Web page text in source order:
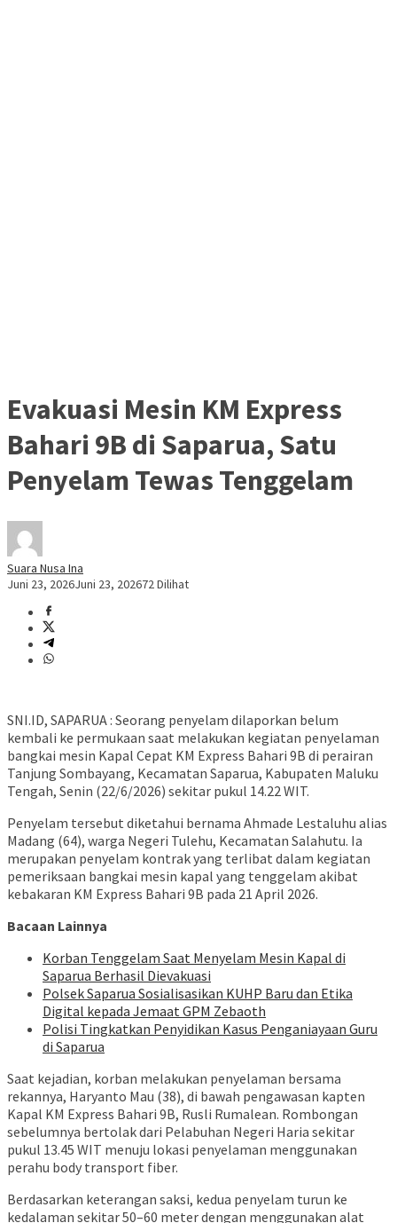
Evakuasi Mesin KM Express
Bahari 9B di Saparua, Satu
Penyelam Tewas Tenggelam
Suara Nusa Ina
Juni 23, 2026Juni 23, 202672 Dilihat
SNI.ID, SAPARUA : Seorang penyelam dilaporkan belum
kembali ke permukaan saat melakukan kegiatan penyelaman
bangkai mesin Kapal Cepat KM Express Bahari 9B di perairan
Tanjung Sombayang, Kecamatan Saparua, Kabupaten Maluku
Tengah, Senin (22/6/2026) sekitar pukul 14.22 WIT.
Penyelam tersebut diketahui bernama Ahmade Lestaluhu alias
Madang (64), warga Negeri Tulehu, Kecamatan Salahutu. Ia
merupakan penyelam kontrak yang terlibat dalam kegiatan
pemeriksaan bangkai mesin kapal yang tenggelam akibat
kebakaran KM Express Bahari 9B pada 21 April 2026.
Bacaan Lainnya
Korban Tenggelam Saat Menyelam Mesin Kapal di
Saparua Berhasil Dievakuasi
Polsek Saparua Sosialisasikan KUHP Baru dan Etika
Digital kepada Jemaat GPM Zebaoth
Polisi Tingkatkan Penyidikan Kasus Penganiayaan Guru
di Saparua
Saat kejadian, korban melakukan penyelaman bersama
rekannya, Haryanto Mau (38), di bawah pengawasan kapten
Kapal KM Express Bahari 9B, Rusli Rumalean. Rombongan
sebelumnya bertolak dari Pelabuhan Negeri Haria sekitar
pukul 13.45 WIT menuju lokasi penyelaman menggunakan
perahu body transport fiber.
Berdasarkan keterangan saksi, kedua penyelam turun ke
kedalaman sekitar 50–60 meter dengan menggunakan alat